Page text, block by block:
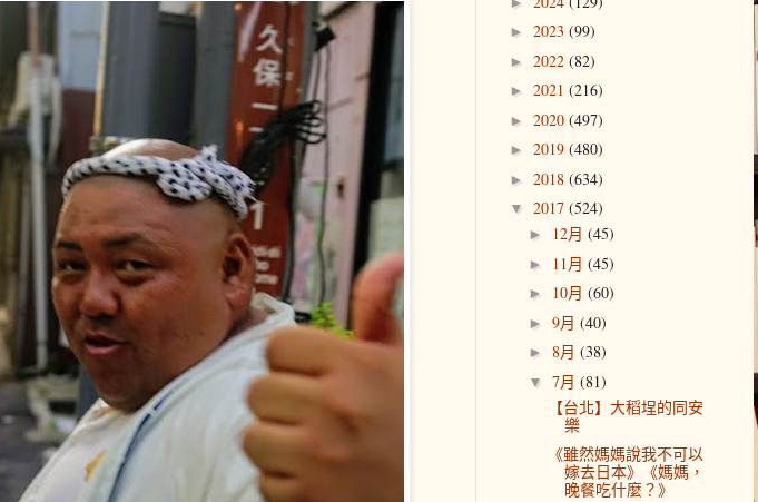
► 2023 (99)
► 2022 (82)
► 2021 (216)
► 2020 (497)
► 2019 (480)
► 2018 (634)
▼ 2017 (524)
► 12月 (45)
► 11月 (45)
► 10月 (60)
► 9月 (40)
► 8月 (38)
▼ 7月 (81)
【台北】大稻埕的同安
樂
《雖然媽媽說我不可以
嫁去日本》《媽媽，
晚餐吃什麼？》